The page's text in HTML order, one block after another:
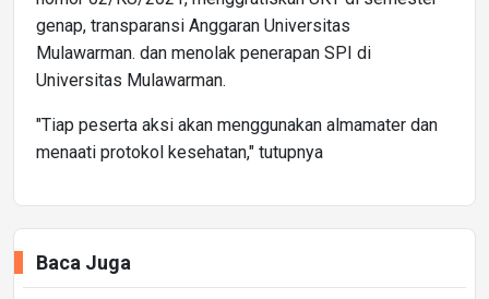
genap, transparansi Anggaran Universitas
Mulawarman. dan menolak penerapan SPI di
Universitas Mulawarman.
"Tiap peserta aksi akan menggunakan almamater dan
menaati protokol kesehatan," tutupnya
Baca Juga